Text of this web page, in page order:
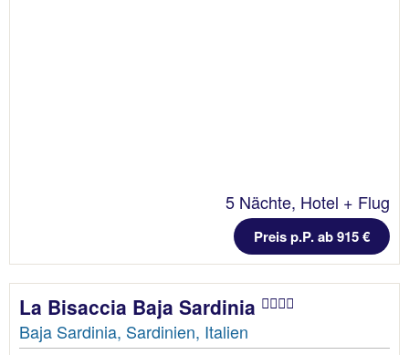
5 Nächte, Hotel + Flug
Preis p.P. ab 915 €
La Bisaccia Baja Sardinia
Baja Sardinia, Sardinien, Italien